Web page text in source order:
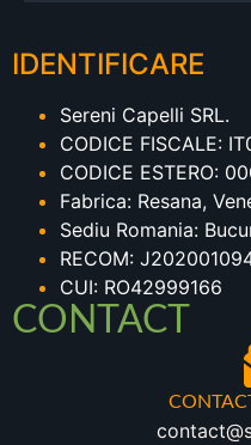
IDENTIFICARE
Sereni Capelli SRL.
CODICE FISCALE:
CODICE ESTERO:
Fabrica: Resana,
Sediu Romania:
RECOM:
CUI: RO42999166
CONTACT